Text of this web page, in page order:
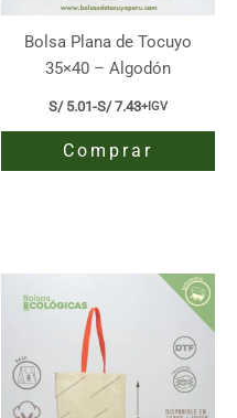
Bolsa Plana de Tocuyo
35×40 – Algodón
S/5.01-S/7.43
Rango
de
precios:
desde
+IGV
Comprar
múltiples
variantes.
se
pueden